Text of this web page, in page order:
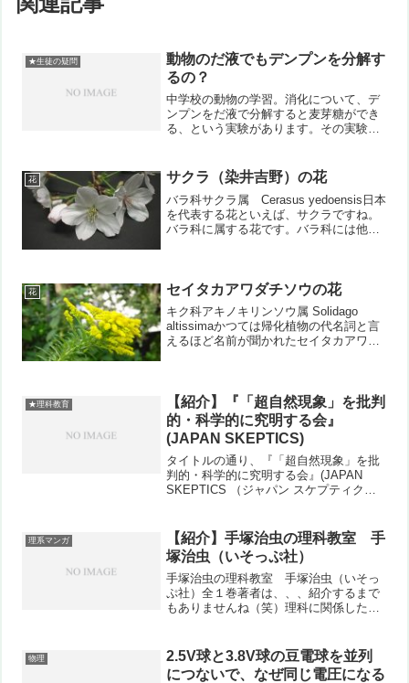
★生徒の疑問
動物のだ液でもデンプンを分解す
るの？
中学校の動物の学習。消化について、デ
ンプンをだ液で分解すると麦芽糖ができ
る、という実験があります。その実験の
す。また全ての動物について調べた訳で
もありません。とりあえず...
花 サクラ（染井吉野）の花
バラ科サクラ属 Cerasus yedoensis日本
を代表する花といえば、サクラですね。
バラ科に属する花です。バラ科には他に
モ、アンズ...
花 セイタカアワダチソウの花
キク科アキノキリンソウ属 Solidago
altissimaかつては帰化植物の代名詞と言
えるほど名前が聞かれたセイタカアワダ
たよう...
★理科教育
【紹介】『「超自然現象」を批判
的・科学的に究明する会』
(JAPAN SKEPTICS)
タイトルの通り、『「超自然現象」を批
判的・科学的に究明する会』(JAPAN
SKEPTICS （ジャパン スケプティク
理系マンガ
【紹介】手塚治虫の理科教室 手
塚治虫（いそっぷ社）
手塚治虫の理科教室 手塚治虫（いそっ
ぷ社）全１巻著者は、、、紹介するまで
もありませんね（笑）理科に関係した短
学研ひみつシリーズ。とあるきっかけで
金星や火星に行ってしま...
物理
2.5V球と3.8V球の豆電球を並列
につないで、なぜ同じ電圧になる